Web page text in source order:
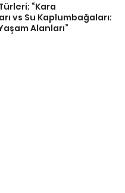
“Kara
vs Su Kaplumbağaları:
Alanları”